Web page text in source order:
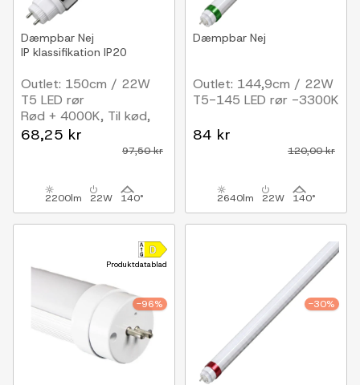
Dæmpbar Nej
IP klassifikation IP20
Outlet: 150cm / 22W
T5 LED rør
Rød + 4000K, Til kød,
RA95
68,25 kr
97,50 kr
2200lm 22W 140°
Dæmpbar Nej
Outlet: 144,9cm / 22W
T5-145 LED rør -3300K
84 kr
120,00 kr
2640lm 22W 140°
Produktdatablad
-96% -30%